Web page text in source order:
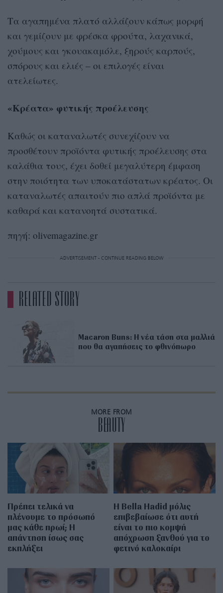
Τα αγαπημένα πλατό αλλάζουν κάπως μορφή
και γεμίζουν με φρέσκα φρούτα, λαχανικά,
χούμους και γκουακαμόλε, ξηρούς καρπούς,
σπόρους και ελιές – οι επιλογές είναι
ατελείωτες.
«Κρέατα» φυτικής προέλευσης
Καθώς οι καταναλωτές συνεχίζουν να
προσθέτουν προϊόντα φυτικής προέλευσης στα
καλάθια τους, έχει δοθεί μεγαλύτερη έμφαση
στην ποιότητα των υποκατάστατων κρέατος. Οι
καταναλωτές απαιτούν πιο απλά προϊόντα με
καθαρά και κατανοητά συστατικά.
πηγή: olivemagazine.gr
ADVERTISEMENT - CONTINUE READING BELOW
RELATED STORY
Macaron Buns: H νέα τάση στα μαλλιά
που θα αγαπήσεις το φθινόπωρο
MORE FROM
BEAUTY
Πρέπει τελικά να
πλένουμε το πρόσωπό
μας κάθε πρωί; Η
απάντηση ίσως σας
εκπλήξει
Η Bella Hadid μόλις
επιβεβαίωσε ότι αυτή
είναι το πιο κομψή
απόχρωση ξανθού για το
φετινό καλοκαίρι